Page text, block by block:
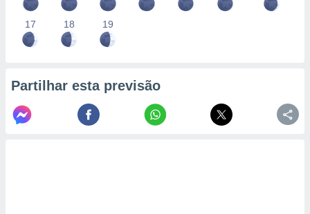
17 18 19
Partilhar esta previsão